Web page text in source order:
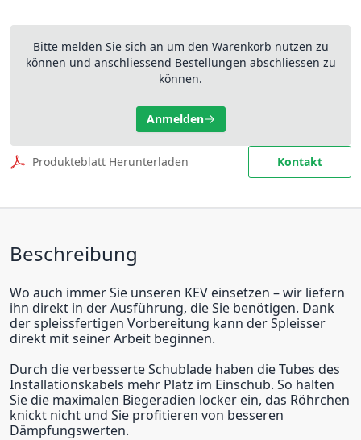
Bitte melden Sie sich an um den Warenkorb nutzen zu
können und anschliessend Bestellungen abschliessen zu
können.
Anmelden
Produkteblatt Herunterladen Kontakt
Beschreibung
Wo auch immer Sie unseren KEV einsetzen – wir liefern
ihn direkt in der Ausführung, die Sie benötigen. Dank
der spleissfertigen Vorbereitung kann der Spleisser
direkt mit seiner Arbeit beginnen.
Durch die verbesserte Schublade haben die Tubes des
Installationskabels mehr Platz im Einschub. So halten
Sie die maximalen Biegeradien locker ein, das Röhrchen
knickt nicht und Sie profitieren von besseren
Dämpfungswerten.